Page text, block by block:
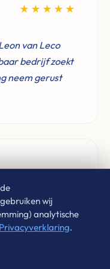
★★★★★
van Leco
bedrijf zoekt
neem gerust
in
en zorgt
goede
huurbaas!"
wij
analytische
Privacyverklaring.